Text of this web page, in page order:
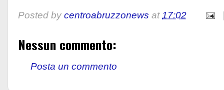
Posted by centroabruzzonews at17:02
Nessun commento:
Posta un commento